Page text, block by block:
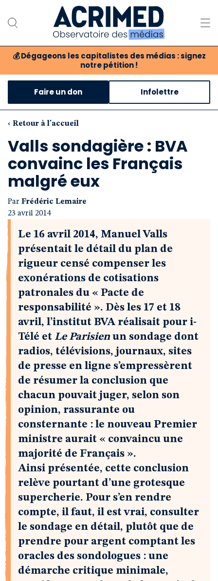
💰 Dégageons les capitalistes des médias : signez
notre pétition !
Notre association
Notre critique des médias
Nos propositions
Notre revue
Boutique
Faire un don Infolettre
‹ Retour à l'accueil
Valls sondagière : BVA
convainc les Français
malgré eux
Par Frédéric Lemaire
23 avril 2014
Le 16 avril 2014, Manuel Valls
présentait le détail du plan de
rigueur censé compenser les
exonérations de cotisations
patronales du « Pacte de
responsabilité ». Dès les 17 et 18
avril, l’institut BVA réalisait pour i-
Télé et Le Parisien un sondage dont
radios, télévisions, journaux, sites
de presse en ligne s’empressèrent
de résumer la conclusion que
chacun pouvait juger, selon son
opinion, rassurante ou
consternante : le nouveau Premier
ministre aurait « convaincu une
majorité de Français ».
Ainsi présentée, cette conclusion
relève pourtant d’une grotesque
supercherie. Pour s’en rendre
compte, il faut, il est vrai, consulter
le sondage en détail, plutôt que de
prendre pour argent comptant les
oracles des sondologues : une
démarche critique minimale,